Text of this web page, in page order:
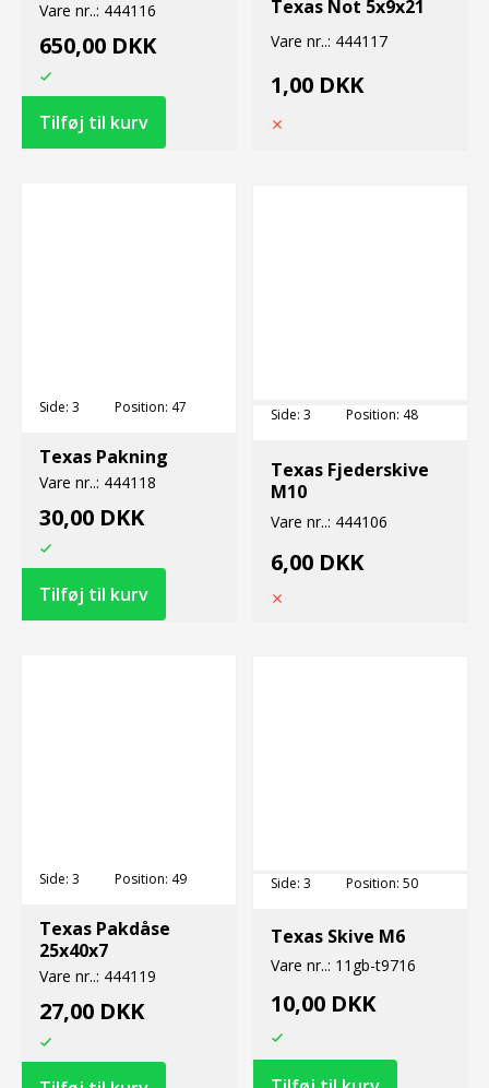
Vare nr..: 444116
650,00 DKK
Texas Not 5x9x21
Vare nr..: 444117
1,00 DKK
Side: 3 Position: 47
Texas Pakning
Vare nr..: 444118
30,00 DKK
Side: 3 Position: 48
Texas Fjederskive
M10
Vare nr..: 444106
6,00 DKK
Side: 3 Position: 49
Texas Pakdåse
25x40x7
Vare nr..: 444119
27,00 DKK
Side: 3 Position: 50
Texas Skive M6
Vare nr..: 11gb-t9716
10,00 DKK